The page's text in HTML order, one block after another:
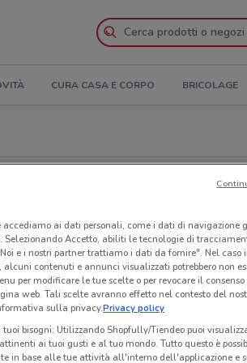
CURA CASA E CORPO BRICOLAGE
ai dati personali, come i dati di navigazione
Accetto, abiliti le tecnologie di
e i nostri partner trattiamo i dati da fornire". Nel caso
alcuni contenuti e annunci visualizzati potrebbero non
per modificare le tue scelte o per revocare il
web. Tali scelte avranno effetto nel contesto del
sulla privacy.Privacy policy
bisogni: Utilizzando Shopfully/Tiendeo puoi
ai tuoi gusti e al tuo mondo. Tutto questo è
in base alle tue attività all'interno dell'applicazione e